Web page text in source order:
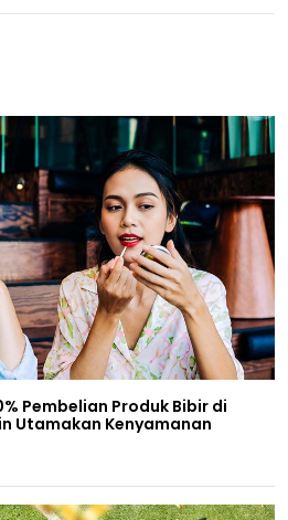
Pembelian Produk Bibir di
Utamakan Kenyamanan